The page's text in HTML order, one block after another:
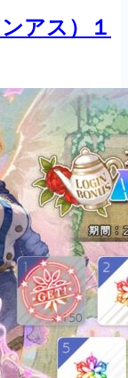
アス）１